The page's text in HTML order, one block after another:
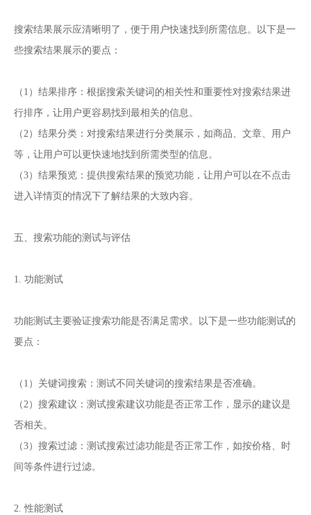
搜索结果展示应清晰明了，便于用户快速找到所需信息。以下是一
些搜索结果展示的要点：
（1）结果排序：根据搜索关键词的相关性和重要性对搜索结果进
行排序，让用户更容易找到最相关的信息。
（2）结果分类：对搜索结果进行分类展示，如商品、文章、用户
等，让用户可以更快速地找到所需类型的信息。
（3）结果预览：提供搜索结果的预览功能，让用户可以在不点击
进入详情页的情况下了解结果的大致内容。
五、搜索功能的测试与评估
1. 功能测试
功能测试主要验证搜索功能是否满足需求。以下是一些功能测试的
要点：
（1）关键词搜索：测试不同关键词的搜索结果是否准确。
（2）搜索建议：测试搜索建议功能是否正常工作，显示的建议是
否相关。
（3）搜索过滤：测试搜索过滤功能是否正常工作，如按价格、时
间等条件进行过滤。
2. 性能测试